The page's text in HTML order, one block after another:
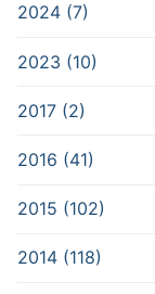
2024 (7)
2023 (10)
2017 (2)
2016 (41)
2015 (102)
2014 (118)